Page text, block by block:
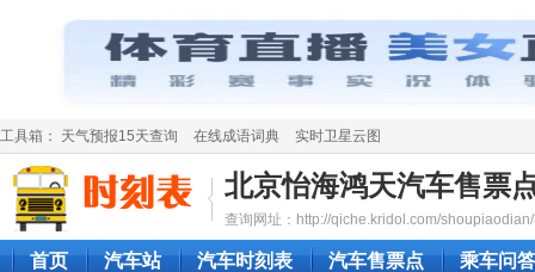
工具箱： 天气预报15天查询 在线成语词典 实时卫星云图
北京怡海鸿天汽车售票
查询网址：http://qiche.kridol.com/
首页 汽车站 汽车时刻表 汽车售票点 乘车问答